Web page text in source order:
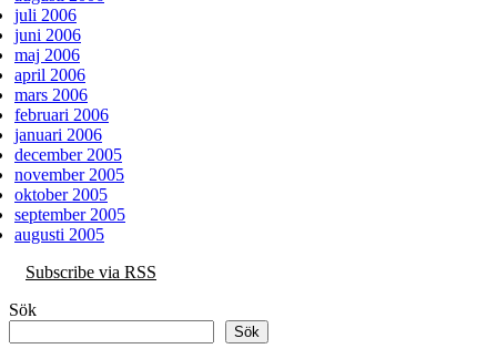
juli 2006
juni 2006
maj 2006
april 2006
mars 2006
februari 2006
januari 2006
december 2005
november 2005
oktober 2005
september 2005
augusti 2005
Subscribe via RSS
Sök
Sök